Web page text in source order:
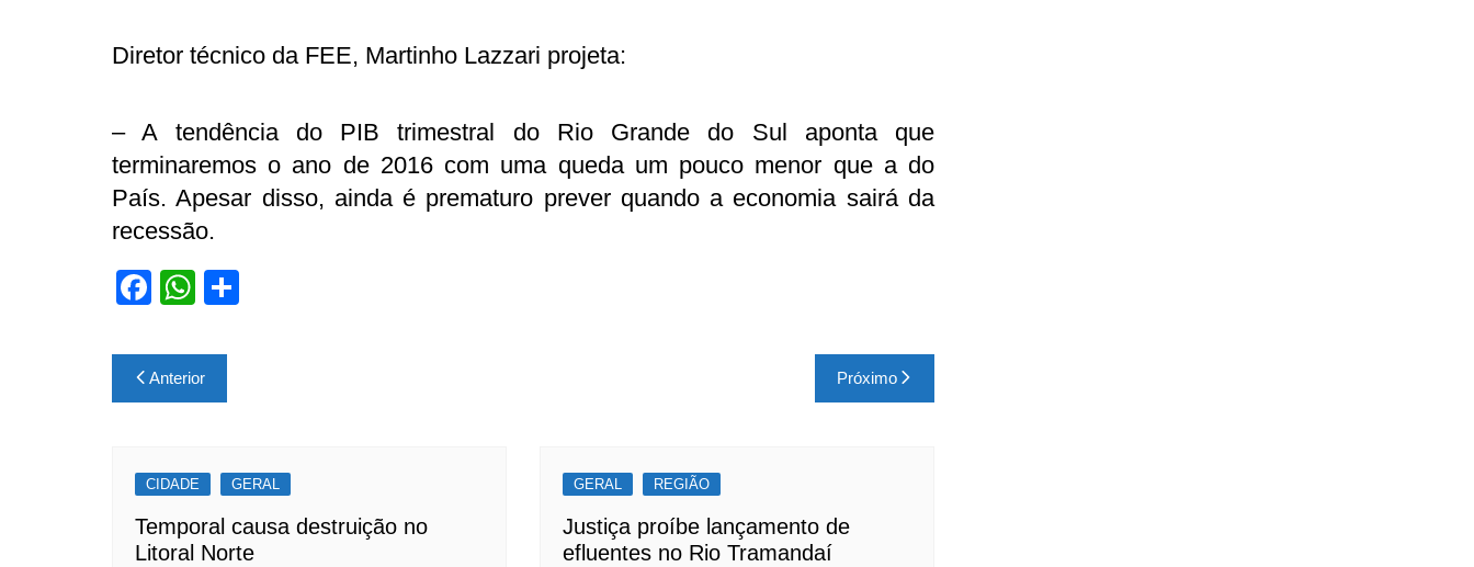
Diretor técnico da FEE, Martinho Lazzari projeta:
– A tendência do PIB trimestral do Rio Grande do Sul aponta que
terminaremos o ano de 2016 com uma queda um pouco menor que a do
País. Apesar disso, ainda é prematuro prever quando a economia sairá da
recessão.
F
c
e
o
o
k
W
at
s
p
p
Navegação
de
Anterior Próximo
CIDADE GERAL
Temporal causa destruição no
Litoral Norte
GERAL REGIÃO
Justiça proíbe lançamento de
efluentes no Rio Tramandaí